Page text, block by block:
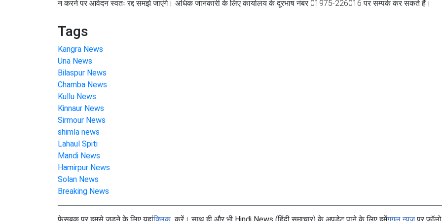
न करने पर आवेदन स्वतः रद्द समझे जाएंगे। अधिक जानकारी के लिए कार्यालय के दूरभाष नंबर 01975-226016 पर सम्पर्क कर सकते हैं।
Tags
Kangra News
Una News
Bilaspur News
Chamba News
Kullu News
Kinnaur News
Sirmour News
shimla news
Lahaul Spiti
Mandi News
Hamirpur News
Solan News
Breaking News